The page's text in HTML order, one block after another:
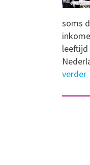
soms
verder